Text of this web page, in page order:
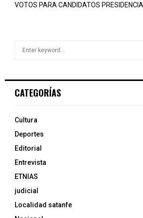
VOTOS PARA CANDIDATOS
h
o
:
CATEGORÍAS
Cultura
Deportes
Editorial
Entrevista
ETNIAS
judicial
Localidad satanfe